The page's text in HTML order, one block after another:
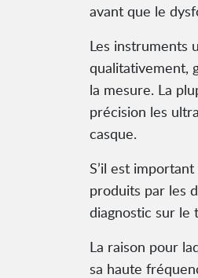
avant que le
Les instruments
qualitativement,
la mesure. La
précision les
casque.
S’il est
produits par les
diagnostic sur le
La raison pour
sa haute